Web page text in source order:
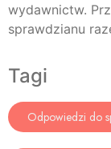
wydawnictw.
sprawdzianu
Tagi
Odpowiedzi do